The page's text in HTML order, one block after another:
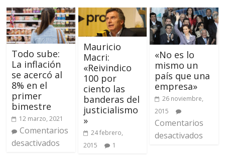
Todo sube:
La inflación
se acercó al
8% en el
primer
bimestre
12 marzo, 2021
Comentarios
desactivados
Mauricio
Macri:
«Reivindico
100 por
ciento las
banderas del
justicialismo
»
24 febrero,
2015
1
«No es lo
mismo un
país que una
empresa»
26 noviembre,
2015
Comentarios
desactivados